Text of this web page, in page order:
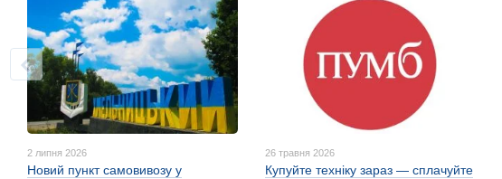
2 липня 2026
Новий пункт самовивозу у
26 травня 2026
Купуйте техніку зараз — сплачуйте